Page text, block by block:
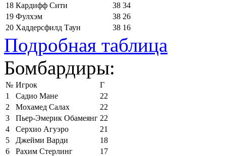
18 Кардифф Сити 38 34
19 Фулхэм 38 26
20 Хаддерсфилд Таун 38 16
Подробная таблица
Бомбардиры:
№ Игрок
Г
1
Садио Мане
22
2
Мохамед Салах
22
3
Пьер-Эмерик Обамеянг 22
4
Серхио Агуэро
21
5
Джейми Варди
18
6
Рахим Стерлинг
17